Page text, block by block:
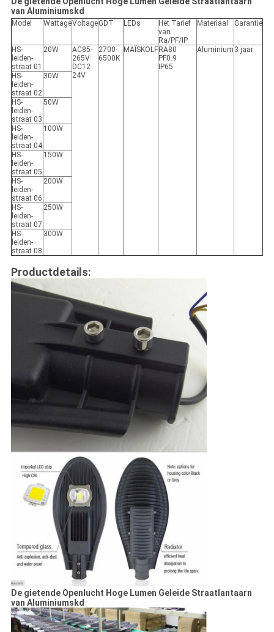
van Aluminiumskd
Model WattageVoltageGDT LEDs
Het Tarief
van
Ra/PF/IP
Materiaal Garantie
HS-
leiden-
straat 01
20W
AC85-
265V
DC12-
24V
2700-
6500K
MAÏSKOLF RA80
PF0.9
IP65
Aluminium 3 jaar
HS-
leiden-
straat 02
30W
HS-
leiden-
straat 03
50W
HS-
leiden-
straat 04
100W
HS-
leiden-
straat 05
150W
HS-
leiden-
straat 06
200W
HS-
leiden-
straat 07
250W
HS-
leiden-
straat 08
300W
Productdetails:
De gietende Openlucht Hoge Lumen Geleide Straatlantaarn
van Aluminiumskd